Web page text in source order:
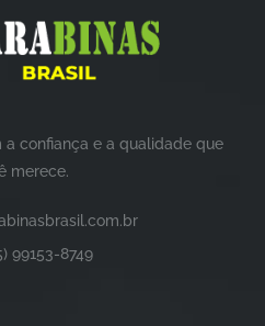
a confiança e a qualidade que
merece.
99153-8749